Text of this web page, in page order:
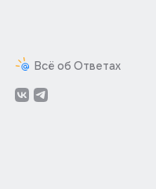
Всё об Ответах